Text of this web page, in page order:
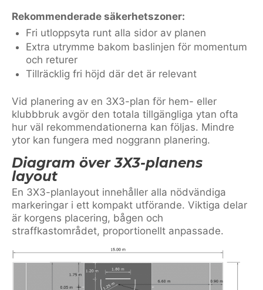
Rekommenderade säkerhetszoner:
Fri utloppsyta runt alla sidor av planen
Extra utrymme bakom baslinjen för momentum
och returer
Tillräcklig fri höjd där det är relevant
Vid planering av en 3X3-plan för hem- eller
klubbbruk avgör den totala tillgängliga ytan ofta
hur väl rekommendationerna kan följas. Mindre
ytor kan fungera med noggrann planering.
Diagram över 3X3-planens
layout
En 3X3-planlayout innehåller alla nödvändiga
markeringar i ett kompakt utförande. Viktiga delar
är korgens placering, bågen och
straffkastområdet, proportionellt anpassade.